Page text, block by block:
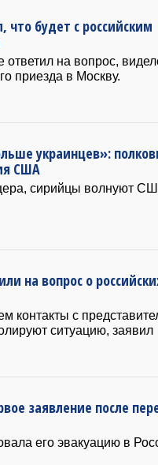
что будет с российским
ответил на вопрос,
приезда в Москву.
украинцев»:
США
сирийцы волнуют
на вопрос о
контакты с
ситуацию, заявил
заявление после
его эвакуацию в